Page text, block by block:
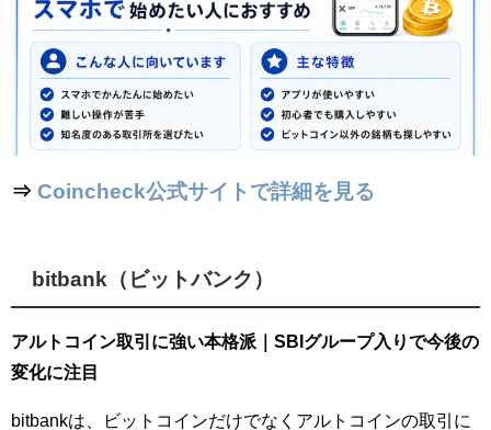
⇒ Coincheck公式サイトで詳細を見る
bitbank（ビットバンク）
アルトコイン取引に強い本格派｜SBIグループ入りで今後の
変化に注目
bitbankは、ビットコインだけでなくアルトコインの取引に